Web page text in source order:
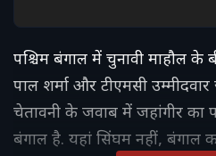
पश्चिम बंगाल में चुनावी माहौल
पाल शर्मा और टीएमसी
चेतावनी के जवाब में जहांगीर का
बंगाल है. यहां सिंघम नहीं, बंगाल